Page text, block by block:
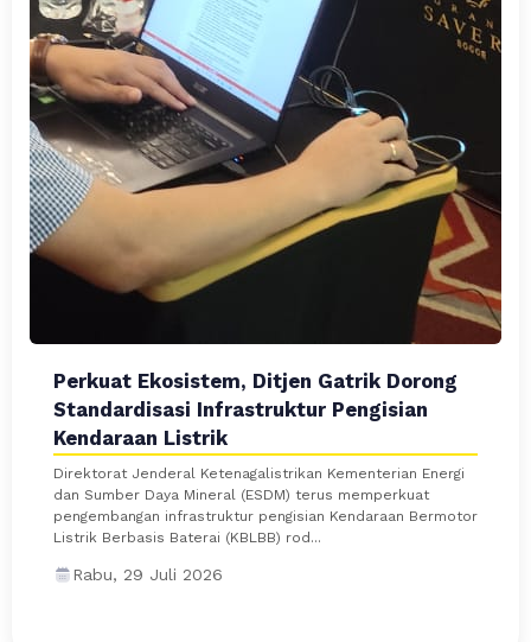
Perkuat Ekosistem, Ditjen Gatrik Dorong
Standardisasi Infrastruktur Pengisian
Kendaraan Listrik
Direktorat Jenderal Ketenagalistrikan Kementerian Energi
dan Sumber Daya Mineral (ESDM) terus memperkuat
pengembangan infrastruktur pengisian Kendaraan Bermotor
Listrik Berbasis Baterai (KBLBB) rod...
Rabu, 29 Juli 2026